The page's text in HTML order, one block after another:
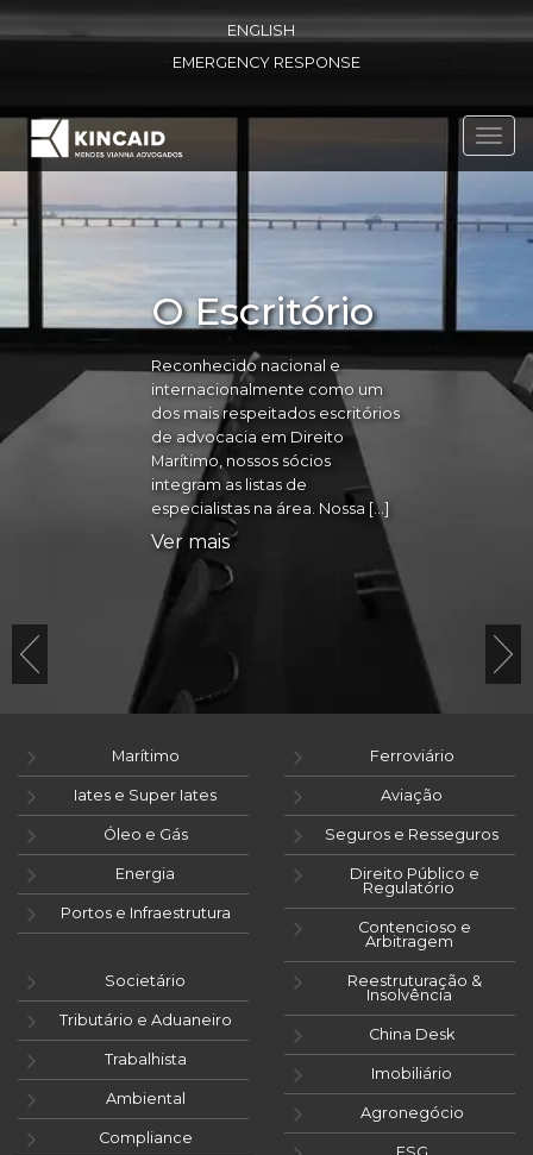
ENGLISH
EMERGENCY RESPONSE
O Escritório
Reconhecido nacional e
internacionalmente como um
dos mais respeitados escritórios
de advocacia em Direito
Marítimo, nossos sócios
integram as listas de
especialistas na área. Nossa […]
Ver mais
Marítimo
Iates e Super Iates
Óleo e Gás
Energia
Portos e Infraestrutura
Ferroviário
Aviação
Seguros e Resseguros
Direito Público e
Regulatório
Contencioso e
Arbitragem
Societário
Tributário e Aduaneiro
Trabalhista
Ambiental
Compliance
Reestruturação &
Insolvência
China Desk
Imobiliário
Agronegócio